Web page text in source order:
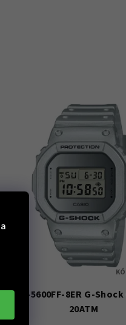
DW-5600FF-8ER G-
20ATM